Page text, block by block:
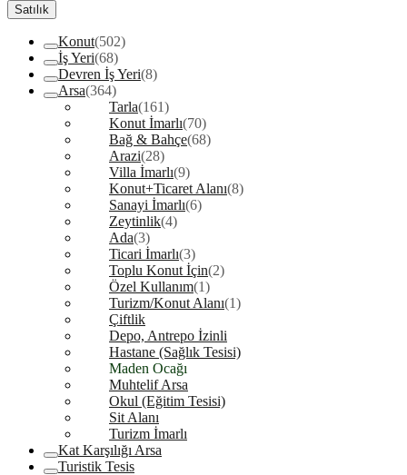
Satılık
Konut(502)
İş Yeri(68)
Devren İş Yeri(8)
Arsa(364)
Tarla(161)
Konut İmarlı(70)
Bağ & Bahçe(68)
Arazi(28)
Villa İmarlı(9)
Konut+Ticaret Alanı(8)
Sanayi İmarlı(6)
Zeytinlik(4)
Ada(3)
Ticari İmarlı(3)
Toplu Konut İçin(2)
Özel Kullanım(1)
Turizm/Konut Alanı(1)
Çiftlik
Depo, Antrepo İzinli
Hastane (Sağlık Tesisi)
Maden Ocağı
Muhtelif Arsa
Okul (Eğitim Tesisi)
Sit Alanı
Turizm İmarlı
Kat Karşılığı Arsa
Turistik Tesis